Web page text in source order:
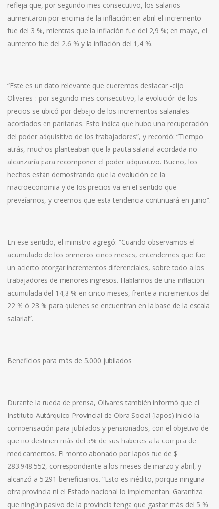
refleja que, por segundo mes consecutivo, los salarios
aumentaron por encima de la inflación: en abril el incremento
fue del 3 %, mientras que la inflación fue del 2,9 %; en mayo, el
aumento fue del 2,6 % y la inflación del 1,4 %.
“Este es un dato relevante que queremos destacar -dijo
Olivares-: por segundo mes consecutivo, la evolución de los
precios se ubicó por debajo de los incrementos salariales
acordados en paritarias. Esto indica que hubo una recuperación
del poder adquisitivo de los trabajadores”, y recordó: “Tiempo
atrás, muchos planteaban que la pauta salarial acordada no
alcanzaría para recomponer el poder adquisitivo. Bueno, los
hechos están demostrando que la evolución de la
macroeconomía y de los precios va en el sentido que
preveíamos, y creemos que esta tendencia continuará en junio”.
En ese sentido, el ministro agregó: “Cuando observamos el
acumulado de los primeros cinco meses, entendemos que fue
un acierto otorgar incrementos diferenciales, sobre todo a los
trabajadores de menores ingresos. Hablamos de una inflación
acumulada del 14,8 % en cinco meses, frente a incrementos del
22 % ó 23 % para quienes se encuentran en la base de la escala
salarial”.
Beneficios para más de 5.000 jubilados
Durante la rueda de prensa, Olivares también informó que el
Instituto Autárquico Provincial de Obra Social (Iapos) inició la
compensación para jubilados y pensionados, con el objetivo de
que no destinen más del 5% de sus haberes a la compra de
medicamentos. El monto abonado por Iapos fue de $
283.948.552, correspondiente a los meses de marzo y abril, y
alcanzó a 5.291 beneficiarios. “Esto es inédito, porque ninguna
otra provincia ni el Estado nacional lo implementan. Garantiza
que ningún pasivo de la provincia tenga que gastar más del 5 %